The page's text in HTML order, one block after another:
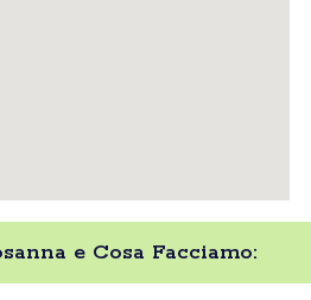
e Cosa Facciamo: